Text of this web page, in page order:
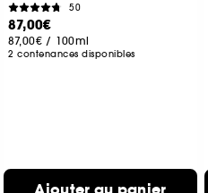
50
87,00€
87,00€ / 100ml
2 contenances disponibles